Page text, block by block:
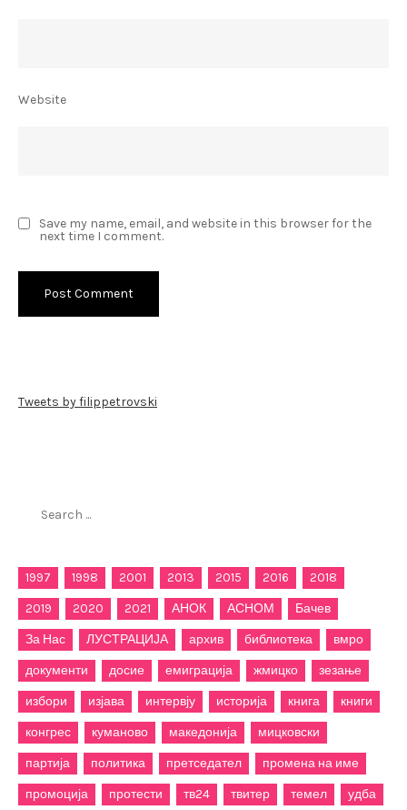
Website
Save my name, email, and website in this browser for the
next time I comment.
Tweets by filippetrovski
1997 1998 2001 2013 2015 2016
2018
2019
2020 2021 АНОК АСНОМ
Бачев
За Нас
ЛУСТРАЦИЈА архив библиотека
вмро
документи
досие емиграција жмицко
зезање
избори
изјава интервју историја книга
книги
конгрес
куманово македонија
мицковски
партија
политика претседател
промена на име
промоција
протести тв24 твитер темел
удба